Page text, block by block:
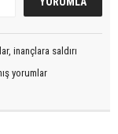
inançlara saldırı
yorumlar